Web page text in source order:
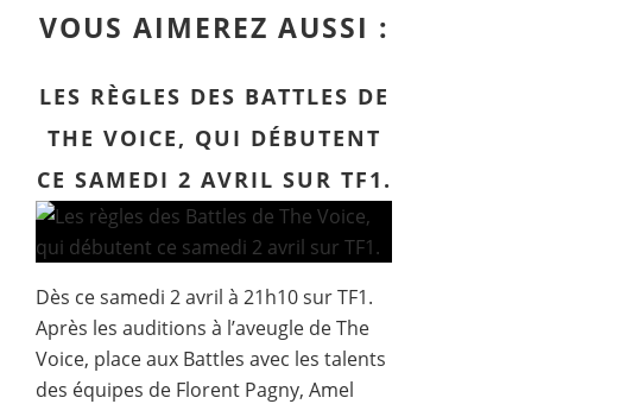
VOUS AIMEREZ AUSSI :
LES RÈGLES DES BATTLES DE
THE VOICE, QUI DÉBUTENT
CE SAMEDI 2 AVRIL SUR TF1.
Dès ce samedi 2 avril à 21h10 sur TF1.
Après les auditions à l’aveugle de The
Voice, place aux Battles avec les talents
des équipes de Florent Pagny, Amel